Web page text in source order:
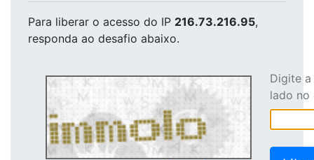
Para liberar o acesso do IP 216.73.216.95,
responda ao desafio abaixo.
Digite
lado no